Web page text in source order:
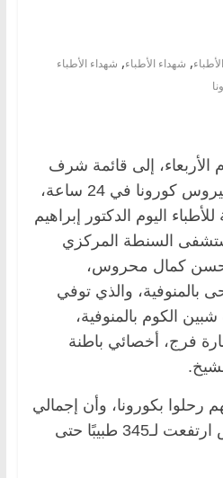
الأطباء, شهداء الأطباء, شهداء الأطباء
اليوم الأربعاء، إلى قائمة شرف
ضحايا الفريق الطبي بفيروس كورونا في 24 ساعة،
اليوم الدكتور إبراهيم
السنطة المركزي
حسن كمال محروس،
بالمنوفية، والذي توفي
الكوم بالمنوفية،
فرج، أخصائي باطنة
رحلوا بكورونا، وأن إجمالي
وفيات الأطباء بالفيروس ارتفعت لـ345 طبيبًا حتى